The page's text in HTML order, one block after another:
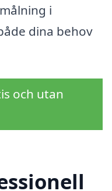
i
dina behov
och utan